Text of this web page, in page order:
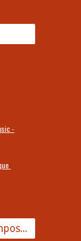
-
www.acordesdecanciones.composguitar.es